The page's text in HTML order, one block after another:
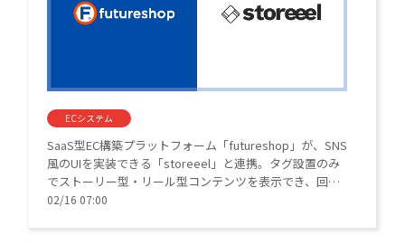
ECシステム
SaaS型EC構築プラットフォーム「futureshop」が、SNS
風のUIを実装できる「storeeel」と連携。タグ設置のみ
でストーリー型・リール型コンテンツを表示でき、回遊
率やCVRの劇的な向上が期待できる。
02/16 07:00